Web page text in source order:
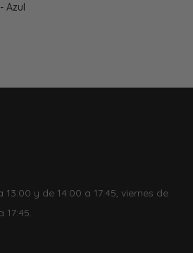
Azul
y de 14:00 a 17:45, viernes de
17:45.